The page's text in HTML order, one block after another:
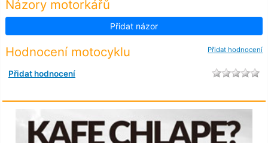
Názory motorkářů
Přidat názor
Přidat hodnocení
Hodnocení motocyklu
Přidat hodnocení